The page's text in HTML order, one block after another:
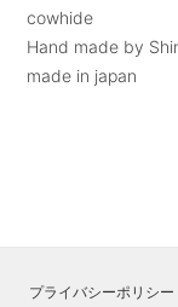
cowhide
Hand made by
made in japan
プライバシーポリシー